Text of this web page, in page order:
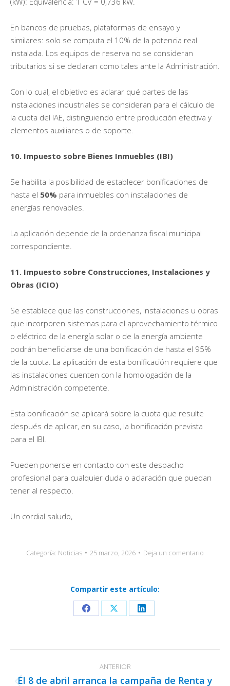
En bancos de pruebas, plataformas de ensayo y
similares: solo se computa el 10% de la potencia real
instalada. Los equipos de reserva no se consideran
tributarios si se declaran como tales ante la Administración.
Con lo cual, el objetivo es aclarar qué partes de las
instalaciones industriales se consideran para el cálculo de
la cuota del IAE, distinguiendo entre producción efectiva y
elementos auxiliares o de soporte.
10. Impuesto sobre Bienes Inmuebles (IBI)
Se habilita la posibilidad de establecer bonificaciones de
hasta el 50% para inmuebles con instalaciones de
energías renovables.
La aplicación depende de la ordenanza fiscal municipal
correspondiente.
11. Impuesto sobre Construcciones, Instalaciones y
Obras (ICIO)
Se establece que las construcciones, instalaciones u obras
que incorporen sistemas para el aprovechamiento térmico
o eléctrico de la energía solar o de la energía ambiente
podrán beneficiarse de una bonificación de hasta el 95%
de la cuota. La aplicación de esta bonificación requiere que
las instalaciones cuenten con la homologación de la
Administración competente.
Esta bonificación se aplicará sobre la cuota que resulte
después de aplicar, en su caso, la bonificación prevista
para el IBI.
Pueden ponerse en contacto con este despacho
profesional para cualquier duda o aclaración que puedan
tener al respecto.
Un cordial saludo,
Categoría: Noticias 25 marzo, 2026 Deja un comentario
Compartir este artículo:
Share
Facebook
Share
X
Share
LinkedIn
entre
ANTERIOR
El 8 de abril arranca la campaña de Renta y